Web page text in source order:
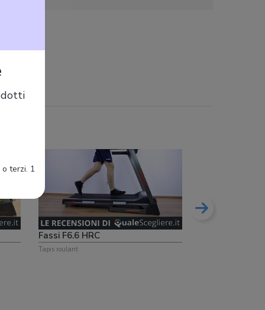
Fassi F6.6 HRC
Tapis roulant
terzi. 1